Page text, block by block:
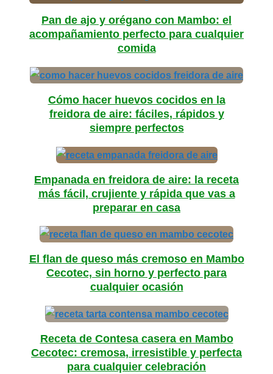
Pan de ajo y orégano con Mambo: el
acompañamiento perfecto para cualquier
comida
Cómo hacer huevos cocidos en la
freidora de aire: fáciles, rápidos y
siempre perfectos
Empanada en freidora de aire: la receta
más fácil, crujiente y rápida que vas a
preparar en casa
El flan de queso más cremoso en Mambo
Cecotec, sin horno y perfecto para
cualquier ocasión
Receta de Contesa casera en Mambo
Cecotec: cremosa, irresistible y perfecta
para cualquier celebración